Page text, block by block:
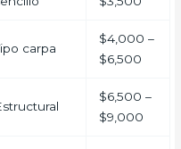
carpa
$4,000 –
$6,500
$6,500 –
$9,000